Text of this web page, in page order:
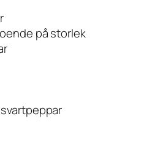
på storlek